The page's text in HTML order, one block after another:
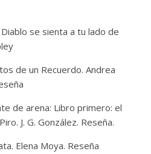
se sienta a tu lado de
de un Recuerdo. Andrea
de arena: Libro primero: el
J. G. González. Reseña.
Elena Moya. Reseña